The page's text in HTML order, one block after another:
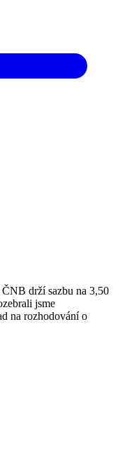
drží sazbu na 3,50
jsme
na rozhodování o